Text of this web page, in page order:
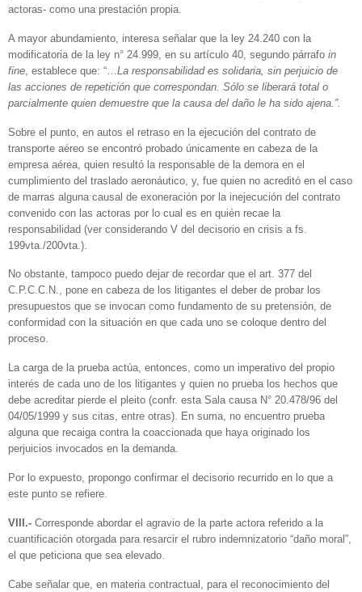
actoras- como una prestación propia.
A mayor abundamiento, interesa señalar que la ley 24.240 con la
modificatoria de la ley n° 24.999, en su artículo 40, segundo párrafo in
fine , establece que: “… La responsabilidad es solidaria, sin perjuicio de
las acciones de repetición que correspondan. Sólo se liberará total o
parcialmente quien demuestre que la causa del daño le ha sido ajena.”.
Sobre el punto, en autos el retraso en la ejecución del contrato de
transporte aéreo se encontró probado únicamente en cabeza de la
empresa aérea, quien resultó la responsable de la demora en el
cumplimiento del traslado aeronáutico, y, fue quien no acreditó en el caso
de marras alguna causal de exoneración por la inejecución del contrato
convenido con las actoras por lo cual es en quién recae la
responsabilidad (ver considerando V del decisorio en crisis a fs.
199vta./200vta.).
No obstante, tampoco puedo dejar de recordar que el art. 377 del
C.P.C.C.N., pone en cabeza de los litigantes el deber de probar los
presupuestos que se invocan como fundamento de su pretensión, de
conformidad con la situación en que cada uno se coloque dentro del
proceso.
La carga de la prueba actúa, entonces, como un imperativo del propio
interés de cada uno de los litigantes y quien no prueba los hechos que
debe acreditar pierde el pleito (confr. esta Sala causa N° 20.478/96 del
04/05/1999 y sus citas, entre otras). En suma, no encuentro prueba
alguna que recaiga contra la coaccionada que haya originado los
perjuicios invocados en la demanda.
Por lo expuesto, propongo confirmar el decisorio recurrido en lo que a
este punto se refiere.
VIII.- Corresponde abordar el agravio de la parte actora referido a la
cuantificación otorgada para resarcir el rubro indemnizatorio “daño moral”,
el que peticiona que sea elevado.
Cabe señalar que, en materia contractual, para el reconocimiento del